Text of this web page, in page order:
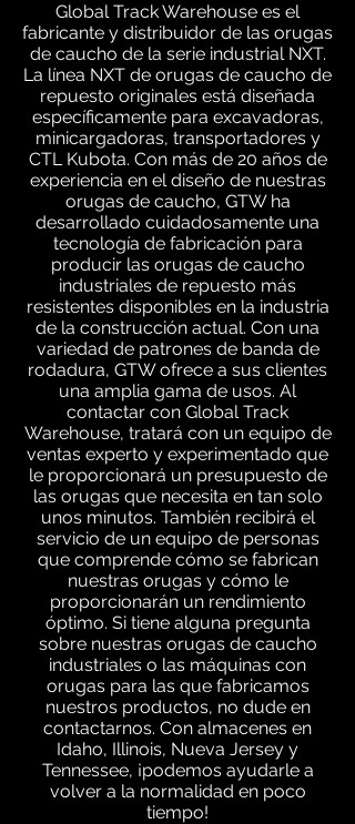
Global Track Warehouse es el
fabricante y distribuidor de las orugas
de caucho de la serie industrial NXT.
La línea NXT de orugas de caucho de
repuesto originales está diseñada
específicamente para excavadoras,
minicargadoras, transportadores y
CTL Kubota. Con más de 20 años de
experiencia en el diseño de nuestras
orugas de caucho, GTW ha
desarrollado cuidadosamente una
tecnología de fabricación para
producir las orugas de caucho
industriales de repuesto más
resistentes disponibles en la industria
de la construcción actual. Con una
variedad de patrones de banda de
rodadura, GTW ofrece a sus clientes
una amplia gama de usos. Al
contactar con Global Track
Warehouse, tratará con un equipo de
ventas experto y experimentado que
le proporcionará un presupuesto de
las orugas que necesita en tan solo
unos minutos. También recibirá el
servicio de un equipo de personas
que comprende cómo se fabrican
nuestras orugas y cómo le
proporcionarán un rendimiento
óptimo. Si tiene alguna pregunta
sobre nuestras orugas de caucho
industriales o las máquinas con
orugas para las que fabricamos
nuestros productos, no dude en
contactarnos. Con almacenes en
Idaho, Illinois, Nueva Jersey y
Tennessee, ¡podemos ayudarle a
volver a la normalidad en poco
tiempo!